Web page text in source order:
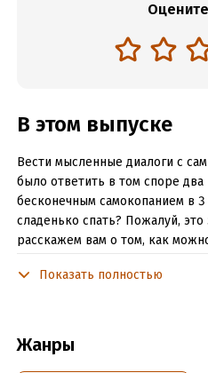
В этом выпуске
Вести мысленные диалоги с
было ответить в том споре два
бесконечным самокопанием в 3
сладенько спать? Пожалуй,
расскажем вам о том, как
стратегий. Текстовая версия:
по метакогнитивной терапии,
в Дании. Озвучил Тарасов
Показать полностью
Жанры